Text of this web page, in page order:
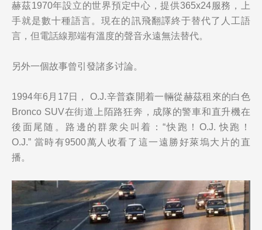
赫茲1970年設立的世界預定中心，提供365x24服務，上
手就是數十種語言。現在的訊飛翻譯終于替代了人工語
言，但電話線那端有溫度的聲音永遠無法替代。
另外一個故事曾引發諸多讨論。
1994年6月17日， O.J.辛普森開着一輛從赫茲租來的白色
Bronco SUV在街道上陌路狂奔，成隊的警車和直升機在
後面尾随。路邊的群衆尖叫着：“快跑！O.J. 快跑！
O.J.” 當時有9500萬人收看了這一遠勝好萊塢大片的直
播。